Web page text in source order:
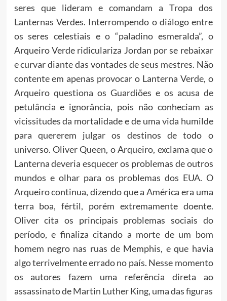
seres que lideram e comandam a Tropa dos
Lanternas Verdes. Interrompendo o diálogo entre
os seres celestiais e o “paladino esmeralda”, o
Arqueiro Verde ridiculariza Jordan por se rebaixar
e curvar diante das vontades de seus mestres. Não
contente em apenas provocar o Lanterna Verde, o
Arqueiro questiona os Guardiões e os acusa de
petulância e ignorância, pois não conheciam as
vicissitudes da mortalidade e de uma vida humilde
para quererem julgar os destinos de todo o
universo. Oliver Queen, o Arqueiro, exclama que o
Lanterna deveria esquecer os problemas de outros
mundos e olhar para os problemas dos EUA. O
Arqueiro continua, dizendo que a América era uma
terra boa, fértil, porém extremamente doente.
Oliver cita os principais problemas sociais do
período, e finaliza citando a morte de um bom
homem negro nas ruas de Memphis, e que havia
algo terrivelmente errado no país. Nesse momento
os autores fazem uma referência direta ao
assassinato de Martin Luther King, uma das figuras